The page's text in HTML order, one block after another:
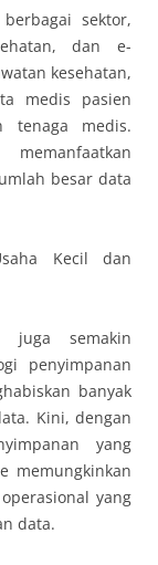
sektor,
dan e-
kesehatan,
medis pasien
tenaga medis.
besar data
Kecil dan
juga semakin
penyimpanan
banyak
Kini, dengan
yang
memungkinkan
yang
data.